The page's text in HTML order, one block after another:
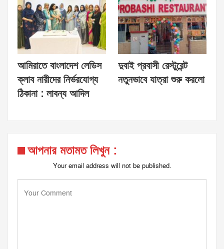
আমিরাতে বাংলাদেশ লেডিস
ক্লাব নারীদের নির্ভরযোগ্য
ঠিকানা : লাবন্য আদিল
দুবাই প্রবাসী রেস্টুরেন্ট
নতুনভাবে যাত্রা শুরু করলো
আপনার মতামত লিখুন :
Your email address will not be published.